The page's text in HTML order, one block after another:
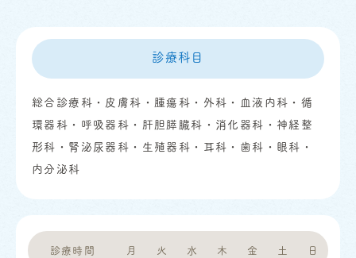
診療科目
総合診療科・皮膚科・腫瘍科・外科・血液内科・循
環器科・呼吸器科・肝胆膵臓科・消化器科・神経整
形科・腎泌尿器科・生殖器科・耳科・歯科・眼科・
内分泌科
診療時間 月 火 水 木 金 土 日